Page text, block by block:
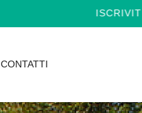
ISCRIVITI ALLA
CONTATTI